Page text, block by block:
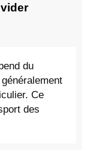
du
Ce
des